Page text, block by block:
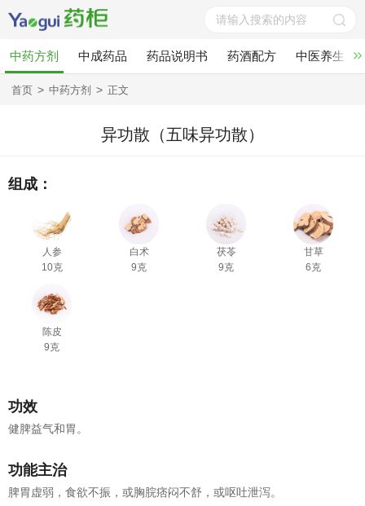
中药方剂 中成药品 药品说明书 药酒配方 中医养生
首页 > 中药方剂 > 正文
异功散（五味异功散）
组成：
人参
10克
白术
9克
茯苓
9克
甘草
6克
陈皮
9克
功效
健脾益气和胃。
功能主治
脾胃虚弱，食欲不振，或胸脘痞闷不舒，或呕吐泄泻。